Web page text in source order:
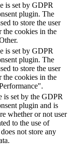
is set by GDPR
plugin. The
to store the user
the cookies in the
is set by GDPR
plugin. The
to store the user
the cookies in the
is set by the GDPR
plugin and is
whether or not user
to the use of
not store any